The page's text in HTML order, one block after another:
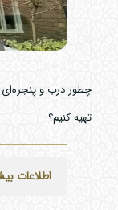
چطور درب و
تهیه کنیم؟
اطلاعات